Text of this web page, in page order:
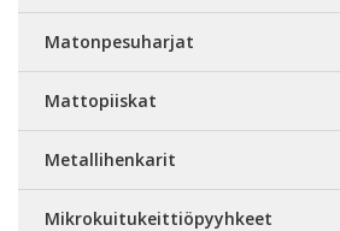
Matonpesuharjat
Mattopiiskat
Metallihenkarit
Mikrokuitukeittiöpyyhkeet